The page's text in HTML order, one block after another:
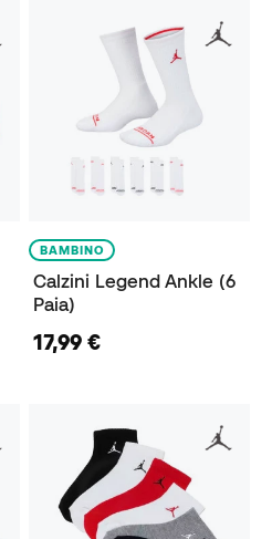
BAMBINO
Calzini Legend Ankle (6
Paia)
17,99 €